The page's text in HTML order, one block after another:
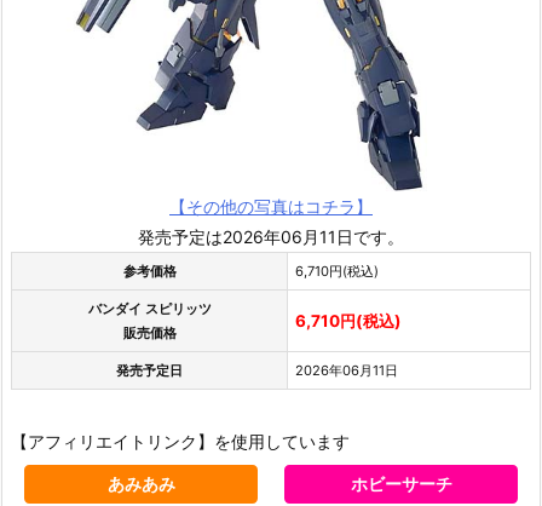
【その他の写真はコチラ】
発売予定は2026年06月11日です。
参考価格 6,710円(税込)
バンダイ スピリッツ
販売価格
6,710円(税込)
発売予定日 2026年06月11日
【アフィリエイトリンク】を使用しています
あみあみ ホビーサーチ